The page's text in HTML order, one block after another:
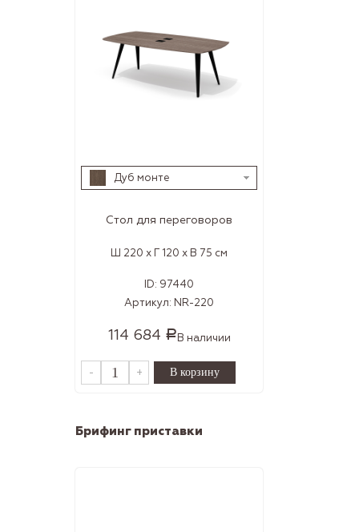
Дуб монте
Стол для переговоров
Ш 220 x Г 120 x В 75 см
ID: 97440
Артикул: NR-220
114 684 РВ наличии
- +
Брифинг приставки